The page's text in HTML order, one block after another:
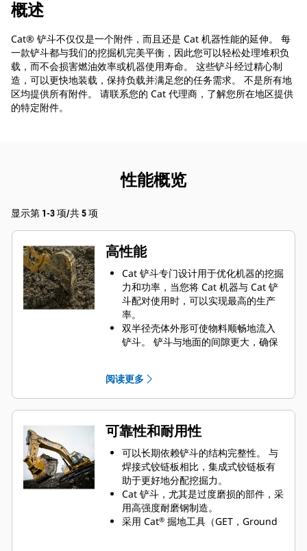
概述
Cat® 铲斗不仅仅是一个附件，而且还是 Cat 机器性能的延伸。 每
一款铲斗都与我们的挖掘机完美平衡，因此您可以轻松处理堆积负
载，而不会损害燃油效率或机器使用寿命。 这些铲斗经过精心制
造，可以更快地装载，保持负载并满足您的任务需求。 不是所有地
区均提供所有附件。 请联系您的 Cat 代理商，了解您所在地区提供
的特定附件。
性能概览
显示第 1-3 项/共 5 项
高性能
Cat 铲斗专门设计用于优化机器的挖掘
力和功率，当您将 Cat 机器与 Cat 铲
斗配对使用时，可以实现最高的生产
率。
双半径壳体外形可使物料顺畅地流入
铲斗。 铲斗与地面的间隙更大，确保
油耗在挖掘过程中达到峰值。 Cat 铲
斗可以快速铲挖物料，提高了机器的
整体工作效率。
可在更短的时间内装载更多的物料。
对于每次装载，铲斗形状和侧挡板都
可将大部分物料保留在铲斗内。
阅读更多
可靠性和耐用性
可以长期依赖铲斗的结构完整性。 与
焊接式铰链板相比，集成式铰链板有
助于更好地分配挖掘力。
Cat 铲斗，尤其是过度磨损的部件，采
用高强度耐磨钢制造。
采用 Cat® 掘地工具（GET，Ground